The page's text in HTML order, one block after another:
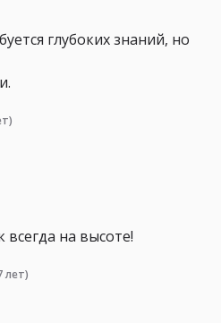
глубоких знаний, но
всегда на высоте!
лет)